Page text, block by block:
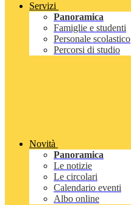
Servizi
Panoramica
Famiglie e studenti
Personale scolastico
Percorsi di studio
Novità
Panoramica
Le notizie
Le circolari
Calendario eventi
Albo online